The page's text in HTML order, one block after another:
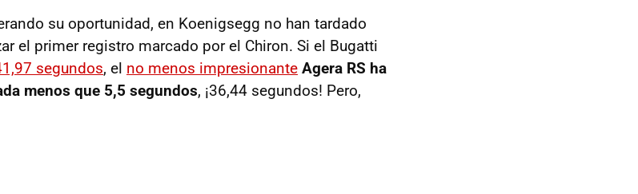
su oportunidad, en Koenigsegg no han tardado
el primer registro marcado por el Chiron. Si el Bugatti
segundos, el no menos impresionante Agera RS ha
menos que 5,5 segundos, ¡36,44 segundos! Pero,